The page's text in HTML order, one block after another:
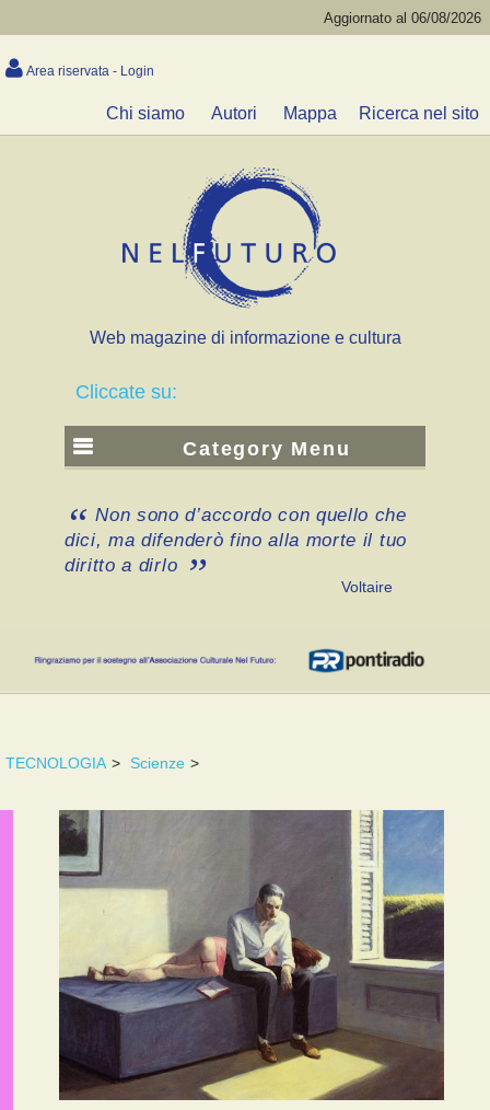
Aggiornato al 06/08/2026
Area riservata - Login
Chi siamo Autori Mappa Ricerca nel sito
Web magazine di informazione e cultura
Cliccate su:
Category Menu
Non sono d’accordo con quello che
dici, ma difenderò fino alla morte il tuo
diritto a dirlo
Voltaire
TECNOLOGIA > Scienze >